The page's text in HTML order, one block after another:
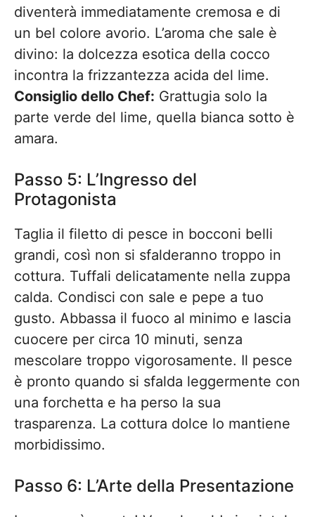
diventerà immediatamente cremosa e di
un bel colore avorio. L’aroma che sale è
divino: la dolcezza esotica della cocco
incontra la frizzantezza acida del lime.
Consiglio dello Chef: Grattugia solo la
parte verde del lime, quella bianca sotto è
amara.
Passo 5: L’Ingresso del
Protagonista
Taglia il filetto di pesce in bocconi belli
grandi, così non si sfalderanno troppo in
cottura. Tuffali delicatamente nella zuppa
calda. Condisci con sale e pepe a tuo
gusto. Abbassa il fuoco al minimo e lascia
cuocere per circa 10 minuti, senza
mescolare troppo vigorosamente. Il pesce
è pronto quando si sfalda leggermente con
una forchetta e ha perso la sua
trasparenza. La cottura dolce lo mantiene
morbidissimo.
Passo 6: L’Arte della Presentazione